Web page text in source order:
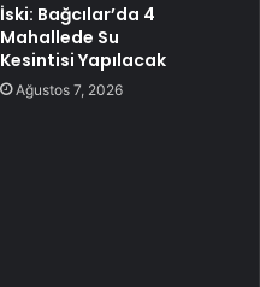
İski: Bağcılar’da 4
Mahallede Su
Kesintisi Yapılacak
Ağustos 7, 2026